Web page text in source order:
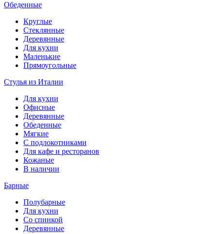
Обеденные
Круглые
Стеклянные
Деревянные
Для кухни
Маленькие
Прямоугольные
Стулья из Италии
Для кухни
Офисные
Деревянные
Обеденные
Мягкие
С подлокотниками
Для кафе и ресторанов
Кожаные
В наличии
Барные
Полубарные
Для кухни
Со спинкой
Деревянные